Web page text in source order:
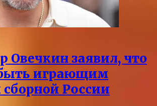
Овечкин заявил, что
играющим
России